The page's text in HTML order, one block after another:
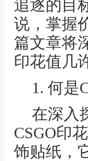
追逐的目
说，掌握
篇文章将
印花值几
1. 何是
在深入
CSGO印
饰贴纸，